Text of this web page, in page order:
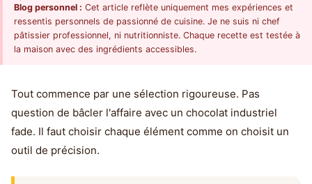
Blog personnel : Cet article reflète uniquement mes expériences et
ressentis personnels de passionné de cuisine. Je ne suis ni chef
pâtissier professionnel, ni nutritionniste. Chaque recette est testée à
la maison avec des ingrédients accessibles.
Tout commence par une sélection rigoureuse. Pas
question de bâcler l'affaire avec un chocolat industriel
fade. Il faut choisir chaque élément comme on choisit un
outil de précision.